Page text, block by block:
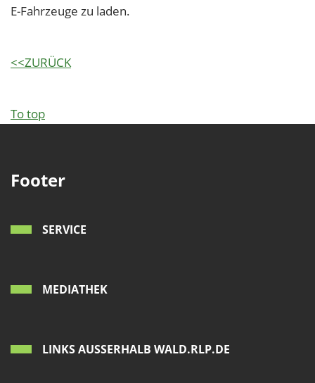
E-Fahrzeuge zu laden.
<<ZURÜCK
To top
Footer
SERVICE
MEDIATHEK
LINKS AUSSERHALB WALD.RLP.DE